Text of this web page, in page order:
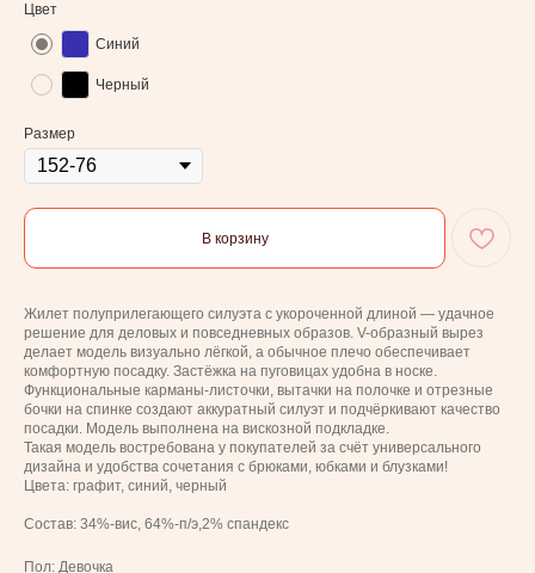
Цвет
Синий
Черный
Размер
В корзину
Жилет полуприлегающего силуэта с укороченной длиной — удачное
решение для деловых и повседневных образов. V-образный вырез
делает модель визуально лёгкой, а обычное плечо обеспечивает
комфортную посадку. Застёжка на пуговицах удобна в носке.
Функциональные карманы-листочки, вытачки на полочке и отрезные
бочки на спинке создают аккуратный силуэт и подчёркивают качество
посадки. Модель выполнена на вискозной подкладке.
Такая модель востребована у покупателей за счёт универсального
дизайна и удобства сочетания с брюками, юбками и блузками!
Цвета: графит, синий, черный
Состав: 34%-вис, 64%-п/э,2% спандекс
Пол: Девочка